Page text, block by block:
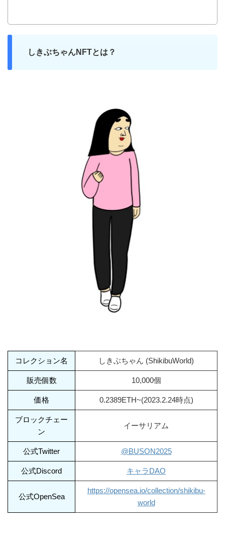
しきぶちゃんNFTとは？
コレクション名 しきぶちゃん (ShikibuWorld)
販売個数 10,000個
価格 0.2389ETH~(2023.2.24時点)
ブロックチェー
ン
イーサリアム
公式Twitter @BUSON2025
公式Discord キャラDAO
公式OpenSea
https://opensea.io/collection/shikibu-
world